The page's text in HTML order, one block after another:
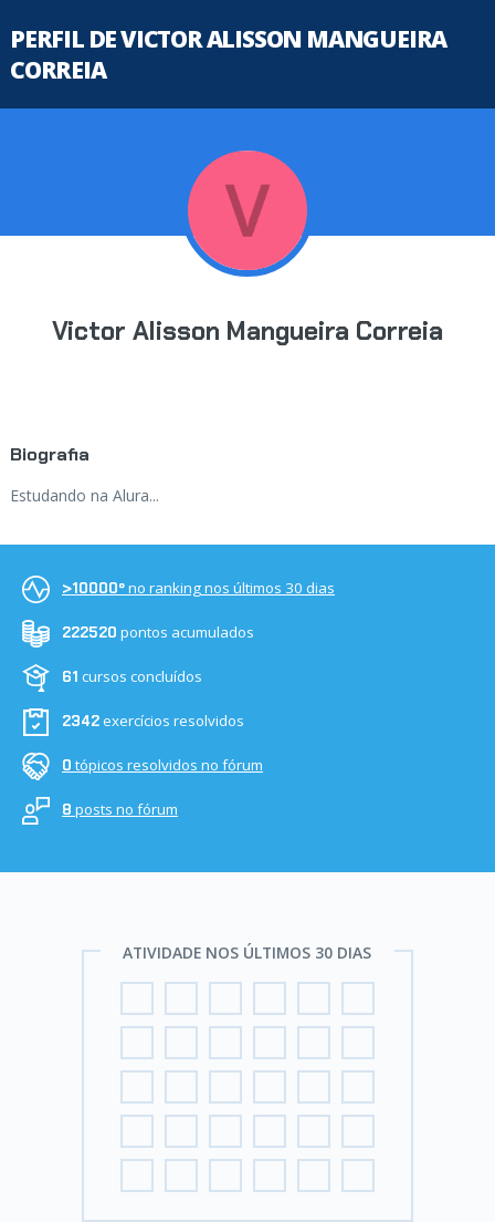
PERFIL DE VICTOR ALISSON MANGUEIRA
CORREIA
Victor Alisson Mangueira Correia
Biografia
Estudando na Alura...
>10000ºno ranking nos últimos 30 dias
222520 pontos acumulados
61 cursos concluídos
2342exercícios resolvidos
0 tópicos resolvidos no fórum
8 posts no fórum
ATIVIDADE NOS ÚLTIMOS 30 DIAS